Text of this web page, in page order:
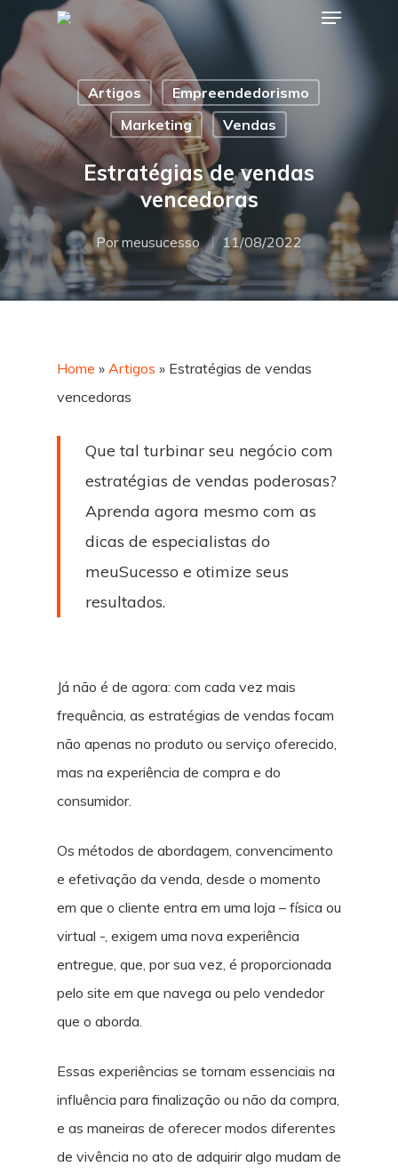
Hit enter to search or ESC to close
Artigos
Empreendedorismo
Marketing
Vendas
Estratégias de vendas
vencedoras
Pormeusucesso 11/08/2022
Home » Artigos » Estratégias de vendas
vencedoras
Que tal turbinar seu negócio com
estratégias de vendas poderosas?
Aprenda agora mesmo com as
dicas de especialistas do
meuSucesso e otimize seus
resultados.
Já não é de agora: com cada vez mais
frequência, as estratégias de vendas focam
não apenas no produto ou serviço oferecido,
mas na experiência de compra e do
consumidor.
Os métodos de abordagem, convencimento
e efetivação da venda, desde o momento
em que o cliente entra em uma loja – física ou
virtual -, exigem uma nova experiência
entregue, que, por sua vez, é proporcionada
pelo site em que navega ou pelo vendedor
que o aborda.
Essas experiências se tornam essenciais na
influência para finalização ou não da compra,
e as maneiras de oferecer modos diferentes
de vivência no ato de adquirir algo mudam de